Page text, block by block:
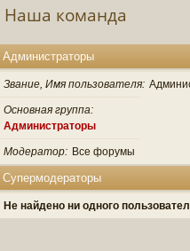
ел
и
Наша команда
Администраторы
Звание, Имя пользователя
Основная группа
Администраторы
Модератор Все форумы
Супермодераторы
Не найдено ни одного